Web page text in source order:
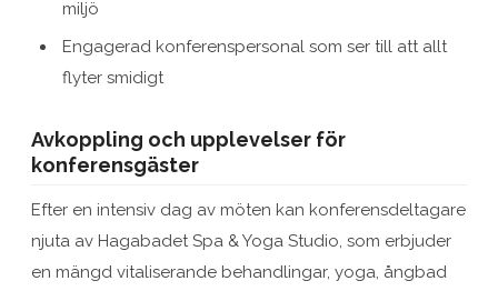
miljö
Engagerad konferenspersonal som ser till att allt
flyter smidigt
Avkoppling och upplevelser för
konferensgäster
Efter en intensiv dag av möten kan konferensdeltagare
njuta av Hagabadet Spa & Yoga Studio, som erbjuder
en mängd vitaliserande behandlingar, yoga, ångbad